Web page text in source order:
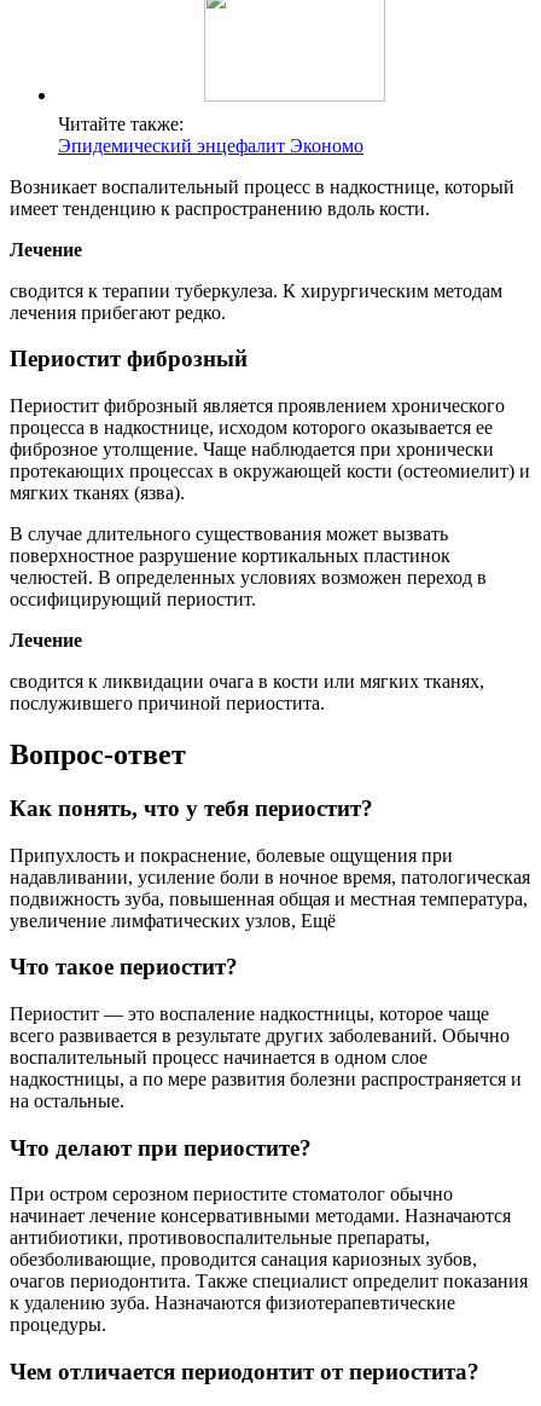
Читайте также:
Эпидемический энцефалит Экономо
Возникает воспалительный процесс в надкостнице, который
имеет тенденцию к распространению вдоль кости.
Лечение
сводится к терапии туберкулеза. К хирургическим методам
лечения прибегают редко.
Периостит фиброзный
Периостит фиброзный является проявлением хронического
процесса в надкостнице, исходом которого оказывается ее
фиброзное утолщение. Чаще наблюдается при хронически
протекающих процессах в окружающей кости (остеомиелит) и
мягких тканях (язва).
В случае длительного существования может вызвать
поверхностное разрушение кортикальных пластинок
челюстей. В определенных условиях возможен переход в
оссифицирующий периостит.
Лечение
сводится к ликвидации очага в кости или мягких тканях,
послужившего причиной периостита.
Вопрос-ответ
Как понять, что у тебя периостит?
Припухлость и покраснение, болевые ощущения при
надавливании, усиление боли в ночное время, патологическая
подвижность зуба, повышенная общая и местная температура,
увеличение лимфатических узлов, Ещё
Что такое периостит?
Периостит — это воспаление надкостницы, которое чаще
всего развивается в результате других заболеваний. Обычно
воспалительный процесс начинается в одном слое
надкостницы, а по мере развития болезни распространяется и
на остальные.
Что делают при периостите?
При остром серозном периостите стоматолог обычно
начинает лечение консервативными методами. Назначаются
антибиотики, противовоспалительные препараты,
обезболивающие, проводится санация кариозных зубов,
очагов периодонтита. Также специалист определит показания
к удалению зуба. Назначаются физиотерапевтические
процедуры.
Чем отличается периодонтит от периостита?